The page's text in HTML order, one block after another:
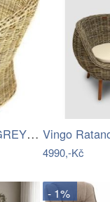
Ratanové křeslo GREY - šedý ratan
4990,-Kč
- 1%